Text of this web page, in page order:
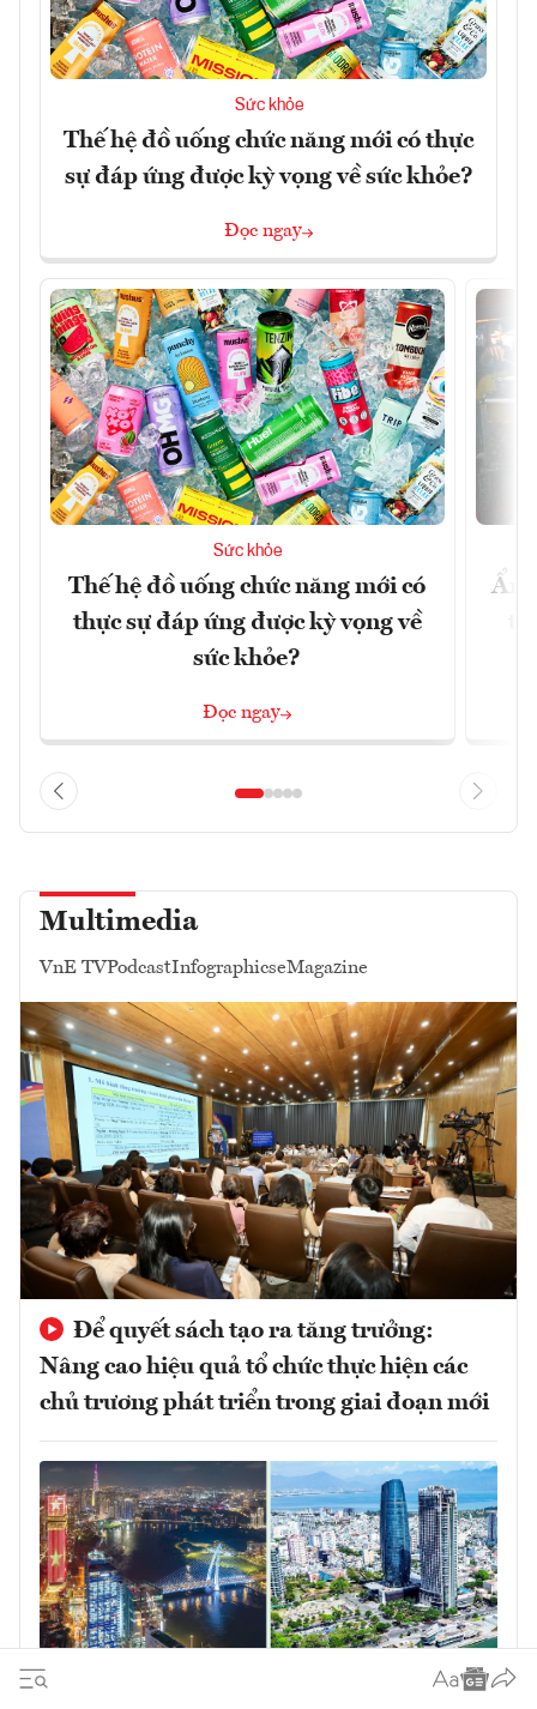
Sức khỏe
Thế hệ đồ uống chức năng mới có thực
sự đáp ứng được kỳ vọng về sức khỏe?
Đọc ngay
Sức khỏe
Thế hệ đồ uống chức năng mới có
thực sự đáp ứng được kỳ vọng về
sức khỏe?
Đọc ngay
Ẩm
Multimedia
VnE TVPodcastInfographicseMagazine
Để quyết sách tạo ra tăng trưởng:
Nâng cao hiệu quả tổ chức thực hiện các
chủ trương phát triển trong giai đoạn mới